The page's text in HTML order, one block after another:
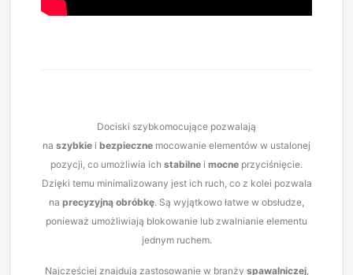
Dociski szybkomocujące pozwalają
na szybkie i bezpieczne mocowanie elementów w ustalonej
pozycji, co umożliwia ich stabilne i mocne przyciśnięcie.
Dzięki temu minimalizowany jest ich ruch, co z kolei pozwala
na precyzyjną obróbkę. Są wyjątkowo łatwe w obsłudze,
ponieważ umożliwiają blokowanie lub zwalnianie elementu
jednym ruchem.
Najczęściej znajdują zastosowanie w branży spawalniczej,